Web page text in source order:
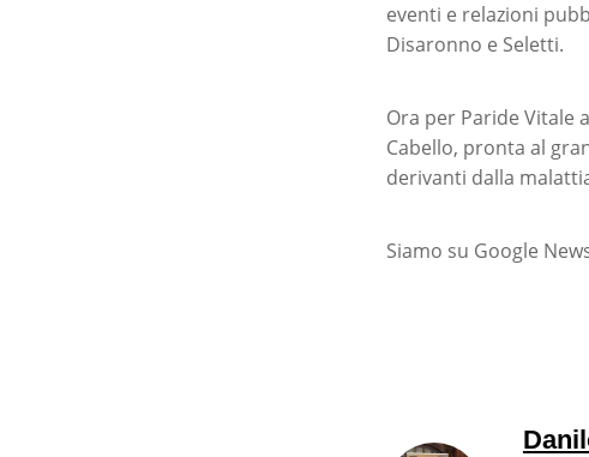
eventi e relazioni
Disaronno e Seletti.
Ora per Paride Vitale
Cabello, pronta al
derivanti dalla
Siamo su Google